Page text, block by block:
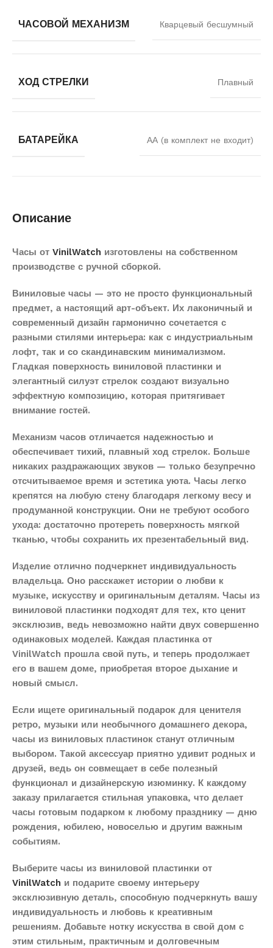
ЧАСОВОЙ МЕХАНИЗМ Кварцевый бесшумный
ХОД СТРЕЛКИ Плавный
БАТАРЕЙКА АА (в комплект не входит)
Описание
Часы от VinilWatch изготовлены на собственном
производстве с ручной сборкой.
Виниловые часы — это не просто функциональный
предмет, а настоящий арт-объект. Их лаконичный и
современный дизайн гармонично сочетается с
разными стилями интерьера: как с индустриальным
лофт, так и со скандинавским минимализмом.
Гладкая поверхность виниловой пластинки и
элегантный силуэт стрелок создают визуально
эффектную композицию, которая притягивает
внимание гостей.
Механизм часов отличается надежностью и
обеспечивает тихий, плавный ход стрелок. Больше
никаких раздражающих звуков — только безупречно
отсчитываемое время и эстетика уюта. Часы легко
крепятся на любую стену благодаря легкому весу и
продуманной конструкции. Они не требуют особого
ухода: достаточно протереть поверхность мягкой
тканью, чтобы сохранить их презентабельный вид.
Изделие отлично подчеркнет индивидуальность
владельца. Оно расскажет истории о любви к
музыке, искусству и оригинальным деталям. Часы из
виниловой пластинки подходят для тех, кто ценит
эксклюзив, ведь невозможно найти двух совершенно
одинаковых моделей. Каждая пластинка от
VinilWatch прошла свой путь, и теперь продолжает
его в вашем доме, приобретая второе дыхание и
новый смысл.
Если ищете оригинальный подарок для ценителя
ретро, музыки или необычного домашнего декора,
часы из виниловых пластинок станут отличным
выбором. Такой аксессуар приятно удивит родных и
друзей, ведь он совмещает в себе полезный
функционал и дизайнерскую изюминку. К каждому
заказу прилагается стильная упаковка, что делает
часы готовым подарком к любому празднику — дню
рождения, юбилею, новоселью и другим важным
событиям.
Выберите часы из виниловой пластинки от
VinilWatch и подарите своему интерьеру
эксклюзивную деталь, способную подчеркнуть вашу
индивидуальность и любовь к креативным
решениям. Добавьте нотку искусства в свой дом с
этим стильным, практичным и долговечным